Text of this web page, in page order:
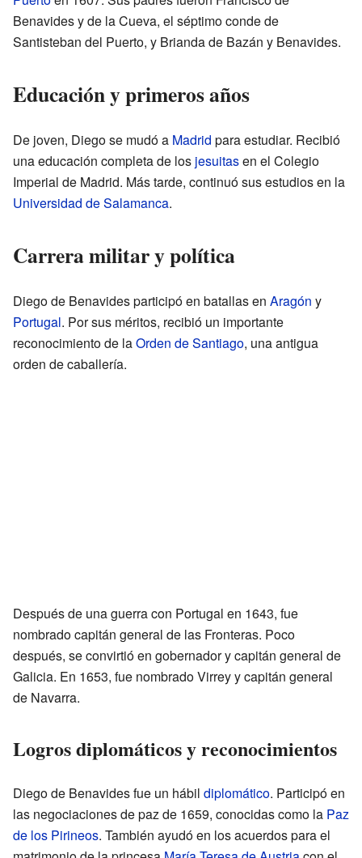
Benavides y de la Cueva, el séptimo conde de
Santisteban del Puerto, y Brianda de Bazán y Benavides.
Educación y primeros años
De joven, Diego se mudó a Madrid para estudiar. Recibió
una educación completa de los jesuitasen el Colegio
Imperial de Madrid. Más tarde, continuó sus estudios en la
Universidad de Salamanca.
Carrera militar y política
Diego de Benavides participó en batallas en Aragón y
Portugal. Por sus méritos, recibió un importante
reconocimiento de laOrden de Santiago, una antigua
orden de caballería.
Después de una guerra con Portugal en 1643, fue
nombrado capitán general de las Fronteras. Poco
después, se convirtió en gobernador y capitán general de
Galicia. En 1653, fue nombrado Virrey y capitán general
de Navarra.
Logros diplomáticos y reconocimientos
Diego de Benavides fue un hábil diplomático. Participó en
las negociaciones de paz de 1659, conocidas como la Paz
de los Pirineos. También ayudó en los acuerdos para el